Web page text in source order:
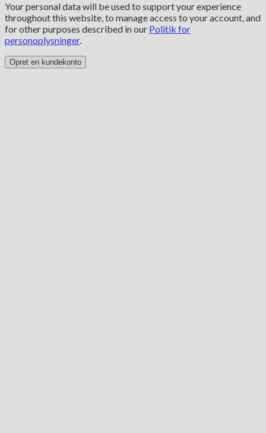
Your personal data will be used to support your experience
throughout this website, to manage access to your account, and
for other purposes described in our Politik for
personoplysninger.
Opret en kundekonto